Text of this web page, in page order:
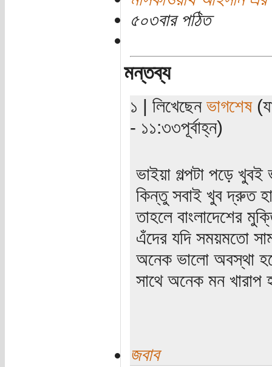
৫০৩বার পঠিত
মন্তব্য
১ | লিখেছেন ভাগশেষ
- ১১:৩৩পূর্বাহ্ন)
ভাইয়া গল্পটা পড়ে
কিন্তু সবাই খুব দ্রুত
তাহলে বাংলাদেশের
এঁদের যদি সময়মতো
অনেক ভালো অবস্থা
সাথে অনেক মন খারাপ
জবাব